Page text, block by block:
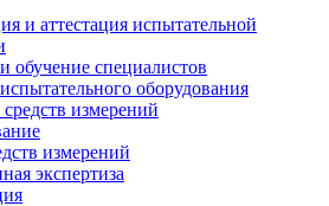
и аттестация испытательной
обучение специалистов
оборудования
измерений
измерений
экспертиза